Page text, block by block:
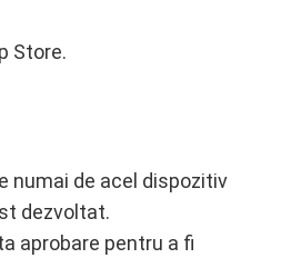
Store.
numai de acel dispozitiv
dezvoltat.
aprobare pentru a fi